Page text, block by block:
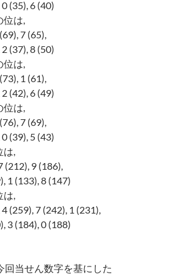
(35), 6 (40)
位は,
7 (65),
(37), 8 (50)
位は,
1 (61),
(42), 6 (49)
位は,
7 (69),
(39), 5 (43)
は,
(212), 9 (186),
1 (133), 8 (147)
は,
(259), 7 (242), 1 (231),
3 (184), 0 (188)
回当せん数字を基にした